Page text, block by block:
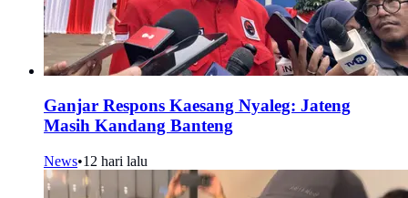
Ganjar Respons Kaesang Nyaleg: Jateng
Masih Kandang Banteng
News•12 hari lalu